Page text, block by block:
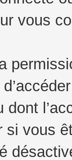
vous
dont
si vous